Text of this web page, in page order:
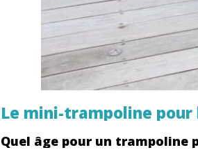
Le mini-trampoline pour
Quel âge pour un trampoline